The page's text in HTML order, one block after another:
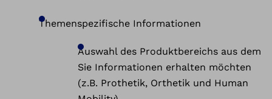
Themenspezifische Informationen
Auswahl des Produktbereichs aus dem
Sie Informationen erhalten möchten
(z.B. Prothetik, Orthetik und Human